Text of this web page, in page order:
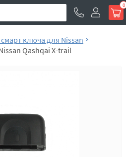
0
ключа для Nissan
Qashqai X-trail